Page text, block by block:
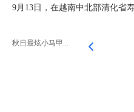
9月13日，在越南中北部清化省
秋日最炫小马甲...